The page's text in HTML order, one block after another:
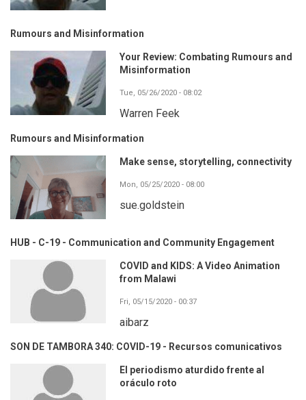
Rumours and Misinformation
Your Review: Combating Rumours and
Misinformation
Tue, 05/26/2020 - 08:02
Warren Feek
Rumours and Misinformation
Make sense, storytelling, connectivity
Mon, 05/25/2020 - 08:00
sue.goldstein
HUB - C-19 - Communication and Community Engagement
COVID and KIDS: A Video Animation
from Malawi
Fri, 05/15/2020 - 00:37
aibarz
SON DE TAMBORA 340: COVID-19 - Recursos comunicativos
El periodismo aturdido frente al
oráculo roto